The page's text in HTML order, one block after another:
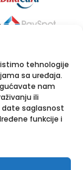
tehnologije
sa uređaja.
nam
ili
date saglasnost
funkcije i
Sad